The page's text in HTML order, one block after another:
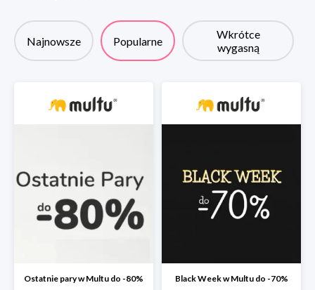
Najnowsze Popularne
Wkrótce
wygasną
Ostatnie pary w Multu do -80% Black Week w Multu do -70%